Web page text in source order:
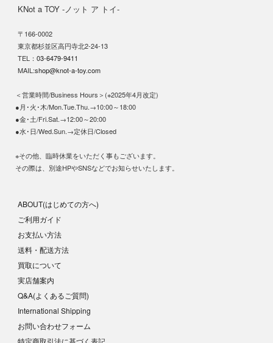
KNot a TOY -ノット ア トイ-
〒166-0002
東京都杉並区高円寺北2-24-13
TEL： 03-6479-9411
MAIL:shop@knot-a-toy.com
＜営業時間/Business Hours＞(※2025年4月改定)
●月･火･木/Mon.Tue.Thu.→10:00～18:00
●金･土/Fri.Sat.→12:00～20:00
●水･日/Wed.Sun.→定休日/Closed
※その他、臨時休業をいただく事もございます。
その際は、別途HPやSNSなどでお知らせいたします。
ABOUT(はじめての方へ)
ご利用ガイド
お支払い方法
送料・配送方法
買取について
実店舗案内
Q&A(よくあるご質問)
International Shipping
お問い合わせフォーム
特定商取引法に基づく表記